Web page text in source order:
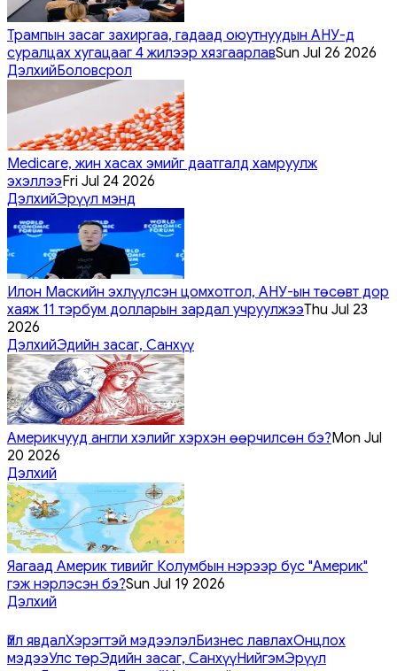
Трампын засаг захиргаа, гадаад оюутнуудын АНУ-д
суралцах хугацааг 4 жилээр хязгаарлавSun Jul 26 2026
ДэлхийБоловсрол
Medicare, жин хасах эмийг даатгалд хамруулж
эхэллээFri Jul 24 2026
ДэлхийЭрүүл мэнд
Илон Маскийн эхлүүлсэн цомхотгол, АНУ-ын төсөвт дор
хаяж 11 тэрбум долларын зардал учруулжээThu Jul 23
2026
ДэлхийЭдийн засаг, Санхүү
Америкчууд англи хэлийг хэрхэн өөрчилсөн бэ?Mon Jul
20 2026
Дэлхий
Яагаад Америк тивийг Колумбын нэрээр бус "Америк"
гэж нэрлэсэн бэ?Sun Jul 19 2026
Дэлхий
Үйл явдалХэрэгтэй мэдээлэлБизнес лавлахОнцлох
мэдээУлс төрЭдийн засаг, СанхүүНийгэмЭрүүл